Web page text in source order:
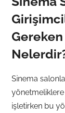
Sinema
yönetmeliklere
işletirken bu